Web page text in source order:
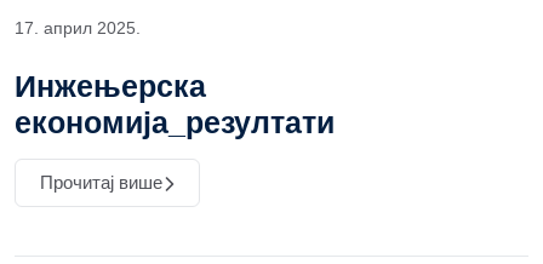
17. април 2025.
Инжењерска
економија_резултати
Прочитај више